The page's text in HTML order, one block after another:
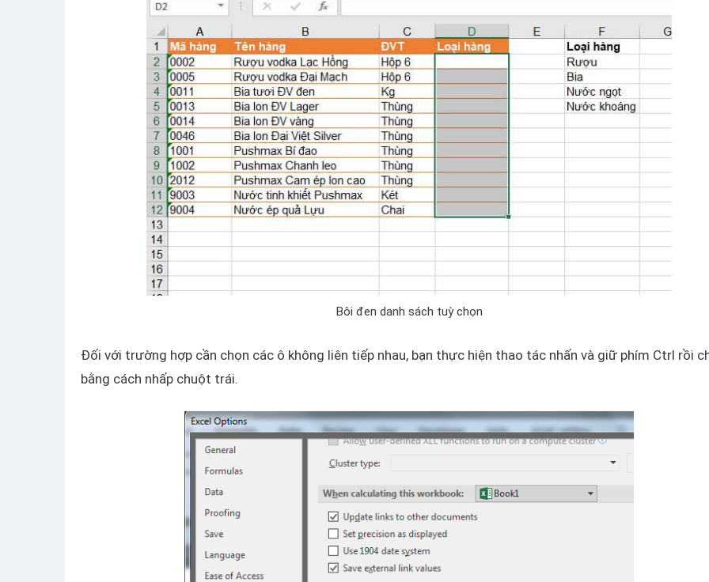
Bôi đen danh sách tuỳ chọn
Đối với trường hợp cần chọn các ô không liên tiếp nhau, bạn thực hiện thao tác nhấn và giữ phím Ctrl rồi
bằng cách nhấp chuột trái.